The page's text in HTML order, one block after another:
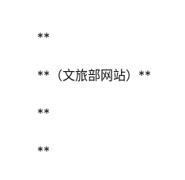
**
**（文旅部网站）**
**
**